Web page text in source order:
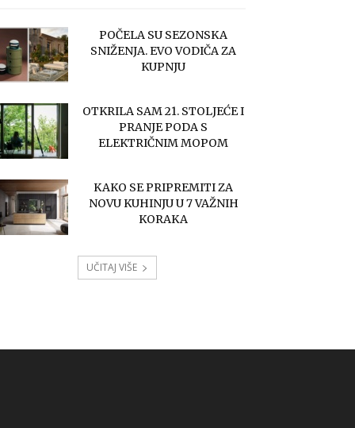
POČELA SU SEZONSKA
SNIŽENJA. EVO VODIČA ZA
KUPNJU
OTKRILA SAM 21. STOLJEĆE I
PRANJE PODA S
ELEKTRIČNIM MOPOM
KAKO SE PRIPREMITI ZA
NOVU KUHINJU U 7 VAŽNIH
KORAKA
UČITAJ VIŠE